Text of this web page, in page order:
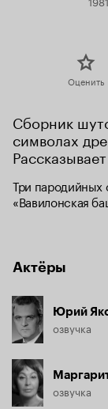
Оценить
Сборник
символах
Три пародийных
«Вавилонская
Актёры
Юрий
озвучка
озвучка